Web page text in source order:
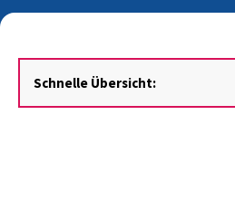
Schnelle Übersicht: